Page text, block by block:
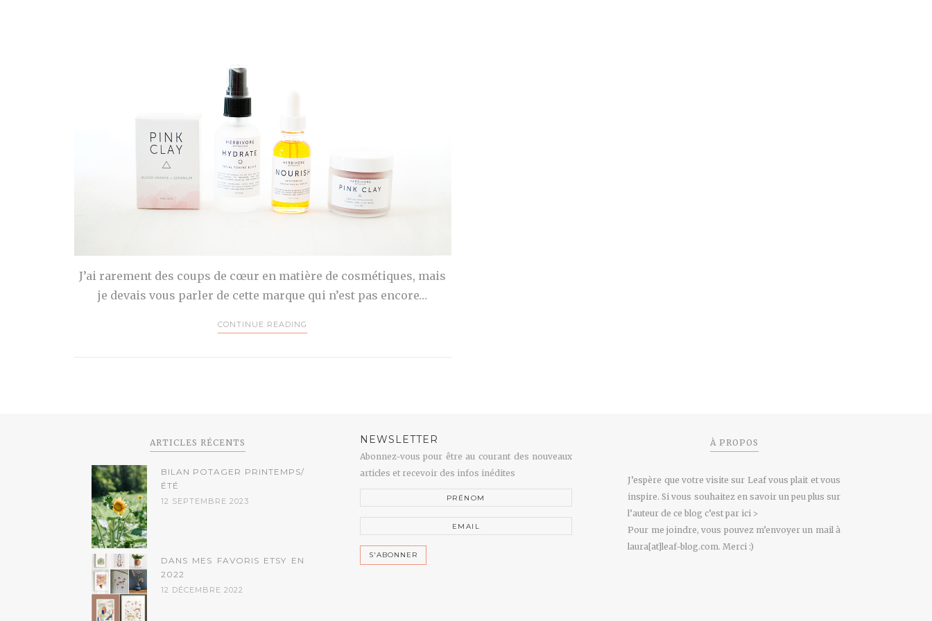
J’ai rarement des coups de cœur en matière de cosmétiques, mais
je devais vous parler de cette marque qui n’est pas encore…
CONTINUE READING
ARTICLES RÉCENTS
BILAN POTAGER PRINTEMPS/
ÉTÉ
12 SEPTEMBRE 2023
DANS MES FAVORIS ETSY EN
2022
12 DÉCEMBRE 2022
NEWSLETTER
Abonnez-vous pour être au courant des nouveaux
articles et recevoir des infos inédites
À PROPOS
J’espère que votre visite sur Leaf vous plait et vous
inspire. Si vous souhaitez en savoir un peu plus sur
l’auteur de ce blogc’est par ici >
Pour me joindre, vous pouvez m’envoyer un mail à
laura[at]leaf-blog.com. Merci :)